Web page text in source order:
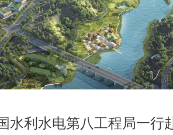
水利水电第八工程局一行